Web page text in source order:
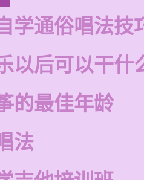
学通俗唱法技
以后可以干什
的最佳年龄
法